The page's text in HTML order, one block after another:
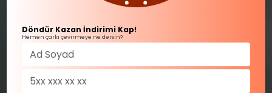
Döndür Kazan İndirimi Kap!
Hemen çarkı çevirmeye ne dersin?